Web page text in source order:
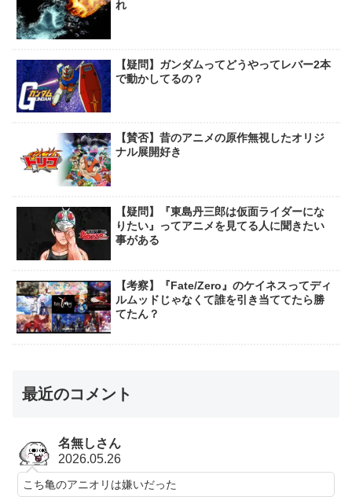
れ
【疑問】ガンダムってどうやってレバー2本
で動かしてるの？
【賛否】昔のアニメの原作無視したオリジ
ナル展開好き
【疑問】『東島丹三郎は仮面ライダーにな
りたい』ってアニメを見てる人に聞きたい
事がある
【考察】『Fate/Zero』のケイネスってディ
ルムッドじゃなくて誰を引き当ててたら勝
てたん？
最近のコメント
名無しさん
2026.05.26
こち亀のアニオリは嫌いだった